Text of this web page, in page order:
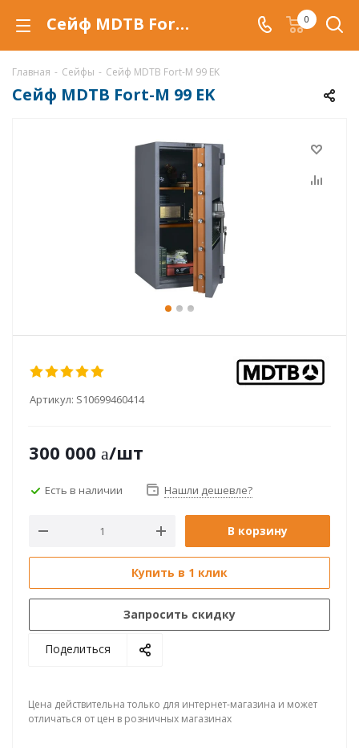
Сейф MDTB Fort-M 99 EK в Уфе купить со скидкой по низкой цене в интернет-магазине ValbergSafe.ru 0
Главная - Сейфы - Сейф MDTB Fort-M 99 EK
Сейф MDTB Fort-M 99 EK
Артикул: S10699460414
300 000 /шт
Есть в наличии Нашли дешевле?
В корзину
Купить в 1 клик
Запросить скидку
Поделиться
Цена действительна только для интернет-магазина и может
отличаться от цен в розничных магазинах